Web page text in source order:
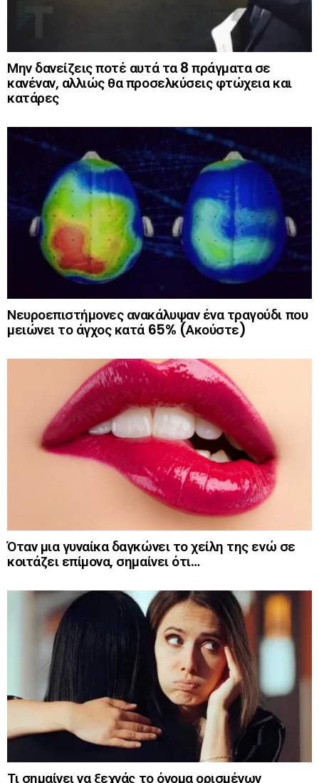
Μην δανείζεις ποτέ αυτά τα 8 πράγματα σε
κανέναν, αλλιώς θα προσελκύσεις φτώχεια και
κατάρες
Νευροεπιστήμονες ανακάλυψαν ένα τραγούδι που
μειώνει το άγχος κατά 65% (Ακούστε)
Όταν μια γυναίκα δαγκώνει το χείλη της ενώ σε
κοιτάζει επίμονα, σημαίνει ότι…
Τι σημαίνει να ξεχνάς το όνομα ορισμένων